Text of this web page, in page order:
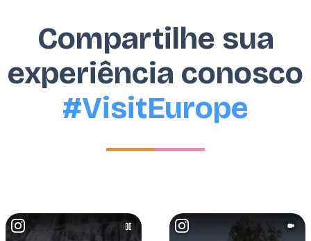
Compartilhe sua
experiência conosco
#VisitEurope